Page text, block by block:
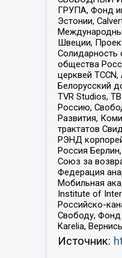
ГРУПА, Фонд
Эстонии,
Швеции,
Солидарность
общества
церквей
Белорусский
TVR Studios,
Россию,
Развития,
трактатов
РЭНД
Россия
Союз за
Федерация
Мобильная
Institute of
Российско-
Свободу, Фонд
Karelia,
Источник: